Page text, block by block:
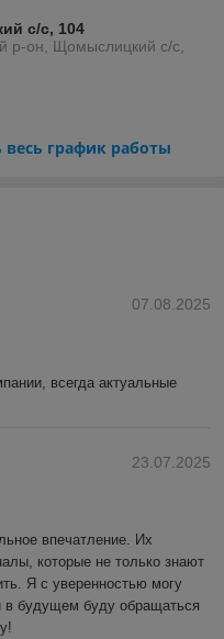
с/с, 104
р-он, Щомыслицкий с/с,
весь график работы
07.08.2025
всегда актуальные
23.07.2025
впечатление. Их
которые не только знают
Я с уверенностью могу
в будущем буду обращаться